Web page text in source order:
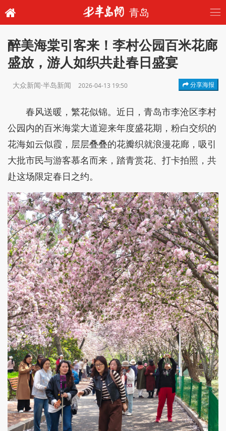
青岛
醉美海棠引客来！李村公园百米花廊
盛放，游人如织共赴春日盛宴
大众新闻·半岛新闻 2026-04-13 19:50 分享海报
春风送暖，繁花似锦。近日，青岛市李沧区李村
公园内的百米海棠大道迎来年度盛花期，粉白交织的
花海如云似霞，层层叠叠的花瓣织就浪漫花廊，吸引
大批市民与游客慕名而来，踏青赏花、打卡拍照，共
赴这场限定春日之约。